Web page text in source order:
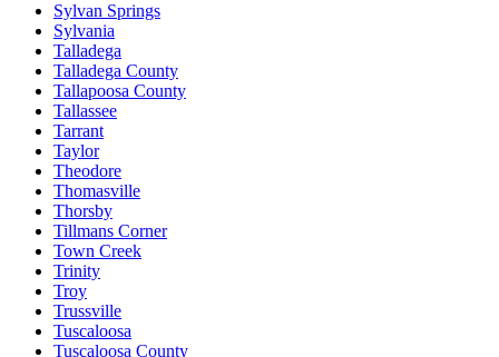
Sylvan Springs
Sylvania
Talladega
Talladega County
Tallapoosa County
Tallassee
Tarrant
Taylor
Theodore
Thomasville
Thorsby
Tillmans Corner
Town Creek
Trinity
Troy
Trussville
Tuscaloosa
Tuscaloosa County